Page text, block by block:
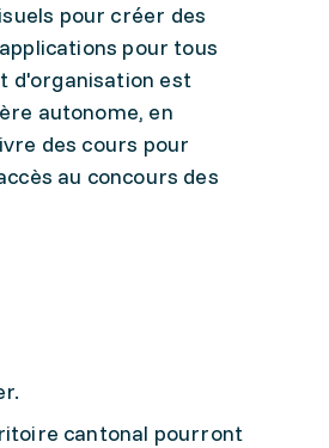
pour créer des
pour tous
d'organisation est
autonome, en
des cours pour
au concours des
cantonal pourront